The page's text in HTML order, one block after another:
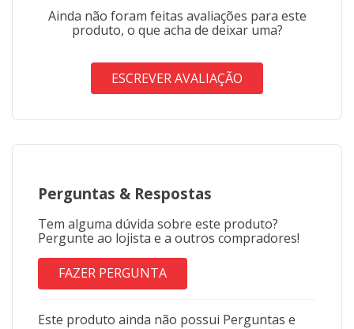
Ainda não foram feitas avaliações para este
produto, o que acha de deixar uma?
ESCREVER AVALIAÇÃO
Perguntas & Respostas
Tem alguma dúvida sobre este produto?
Pergunte ao lojista e a outros compradores!
FAZER PERGUNTA
Este produto ainda não possui Perguntas e